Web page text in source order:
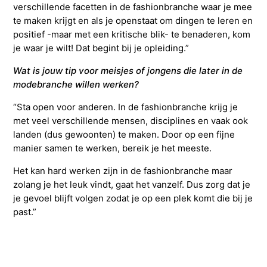
verschillende facetten in de fashionbranche waar je mee
te maken krijgt en als je openstaat om dingen te leren en
positief -maar met een kritische blik- te benaderen, kom
je waar je wilt! Dat begint bij je opleiding.”
Wat is jouw tip voor meisjes of jongens die later in de
modebranche willen werken?
“Sta open voor anderen. In de fashionbranche krijg je
met veel verschillende mensen, disciplines en vaak ook
landen (dus gewoonten) te maken. Door op een fijne
manier samen te werken, bereik je het meeste.
Het kan hard werken zijn in de fashionbranche maar
zolang je het leuk vindt, gaat het vanzelf. Dus zorg dat je
je gevoel blijft volgen zodat je op een plek komt die bij je
past.”